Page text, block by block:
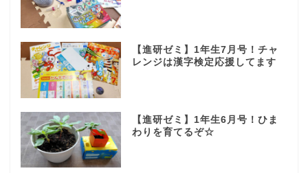
【進研ゼミ】1年生7月号！チャ
レンジは漢字検定応援してます
【進研ゼミ】1年生6月号！ひま
わりを育てるぞ☆